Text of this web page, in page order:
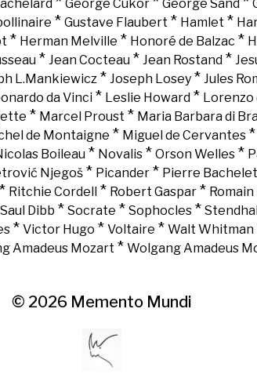
George Cukor George Sand
* Gustave Flaubert * Hamlet *
* Herman Melville * Honoré de Balzac *
* Jean Cocteau * Jean Rostand *
L.Mankiewicz* Joseph Losey* Jules
da Vinci* Leslie Howard* Lorenzo
* Marcel Proust * Maria Barbara di
de Montaigne * Miguel de Cervantes*
Boileau* Novalis* Orson Welles*
Njegoš* Picander* Pierre Bachelet
Ritchie Cordell * Robert Gaspar* Romain
Saul Dibb * Socrate * Sophocles* Stendhal
* Victor Hugo * Voltaire * Walt Whitman
Amadeus Mozart * Wolgang Amadeus
© 2026 Memento Mundi